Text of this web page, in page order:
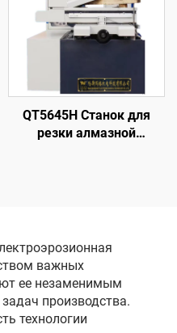
QT5645H Станок для
резки алмазной
важных
ее незаменимым
производства.
технологии